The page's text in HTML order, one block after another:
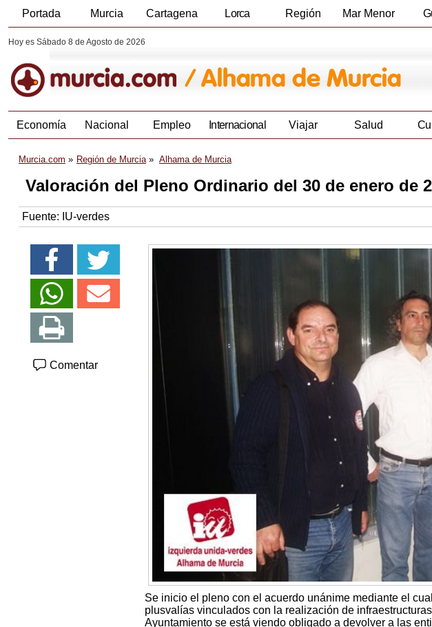
Portada Murcia Cartagena Lorca Región Mar Menor
Hoy es Sábado 8 de Agosto de 2026
Economía Nacional Empleo Internacional Viajar Salud
Murcia.com Región de Murcia Alhama de Murcia
Valoración del Pleno Ordinario del 30 de enero de
Fuente: IU-verdes
Comentar
Se inicio el pleno con el acuerdo unánime mediante el
plusvalías vinculados con la realización de
Ayuntamiento se está viendo obligado a devolver a las